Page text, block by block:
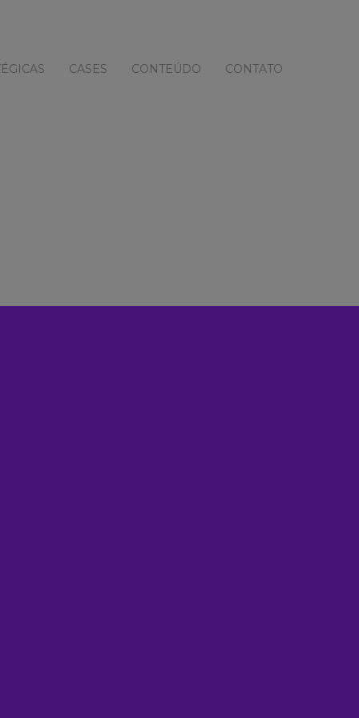
CASES CONTEÚDO CONTATO